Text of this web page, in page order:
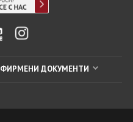
ФИРМЕНИ ДОКУМЕНТИ